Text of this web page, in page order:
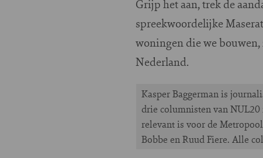
Grijp het aan, trek de
spreekwoordelijke
woningen die we
Nederland.
Kasper Baggerman is
drie columnisten van NUL20
relevant is voor de
Bobbe en Ruud Fiere. Alle